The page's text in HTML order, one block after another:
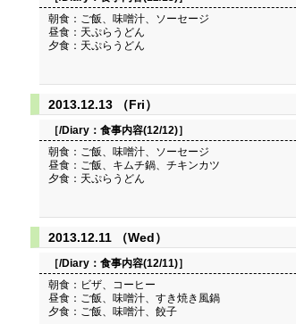
朝食：ご飯、味噌汁、ソーセージ
昼食：天ぷらうどん
夕食：天ぷらうどん
2013.12.13 （Fri）
［/Diary： 食事内容(12/12)］
朝食：ご飯、味噌汁、ソーセージ
昼食：ご飯、キムチ鍋、チキンカツ
夕食：天ぷらうどん
2013.12.11 （Wed）
［/Diary： 食事内容(12/11)］
朝食：ビザ、コーヒー
昼食：ご飯、味噌汁、すき焼き風鍋
夕食：ご飯、味噌汁、餃子